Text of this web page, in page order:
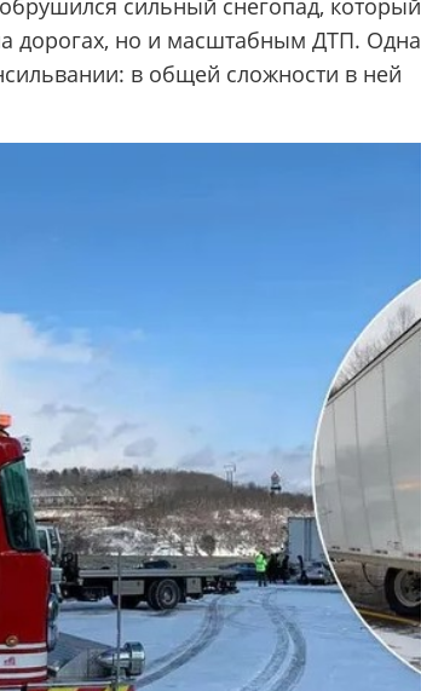
сильный снегопад, который
дорогах, но и масштабным ДТП. Одна
в общей сложности в ней